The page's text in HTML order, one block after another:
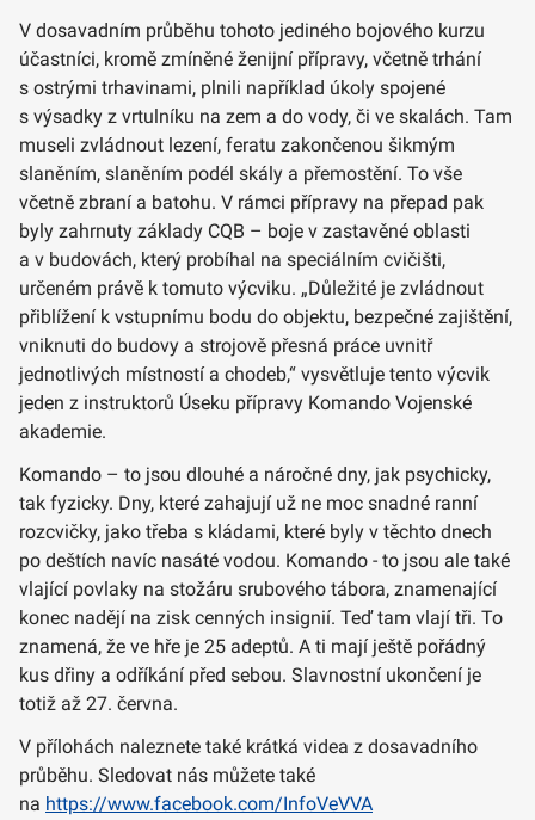
V dosavadním průběhu tohoto jediného bojového kurzu
účastníci, kromě zmíněné ženijní přípravy, včetně trhání
s ostrými trhavinami, plnili například úkoly spojené
s výsadky z vrtulníku na zem a do vody, či ve skalách. Tam
museli zvládnout lezení, feratu zakončenou šikmým
slaněním, slaněním podél skály a přemostění. To vše
včetně zbraní a batohu. V rámci přípravy na přepad pak
byly zahrnuty základy CQB – boje v zastavěné oblasti
a v budovách, který probíhal na speciálním cvičišti,
určeném právě k tomuto výcviku. „Důležité je zvládnout
přiblížení k vstupnímu bodu do objektu, bezpečné zajištění,
vniknuti do budovy a strojově přesná práce uvnitř
jednotlivých místností a chodeb,“ vysvětluje tento výcvik
jeden z instruktorů Úseku přípravy Komando Vojenské
akademie.
Komando – to jsou dlouhé a náročné dny, jak psychicky,
tak fyzicky. Dny, které zahajují už ne moc snadné ranní
rozcvičky, jako třeba s kládami, které byly v těchto dnech
po deštích navíc nasáté vodou. Komando - to jsou ale také
vlající povlaky na stožáru srubového tábora, znamenající
konec nadějí na zisk cenných insignií. Teď tam vlají tři. To
znamená, že ve hře je 25 adeptů. A ti mají ještě pořádný
kus dřiny a odříkání před sebou. Slavnostní ukončení je
totiž až 27. června.
V přílohách naleznete také krátká videa z dosavadního
průběhu. Sledovat nás můžete také
na https://www.facebook.com/InfoVeVVA